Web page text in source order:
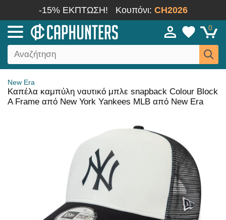
-15% ΕΚΠΤΩΣΗ! Κουπόνι: CH2026
0
New Era
Καπέλα καμπύλη ναυτικό μπλε snapback Colour Block
A Frame από New York Yankees MLB από New Era